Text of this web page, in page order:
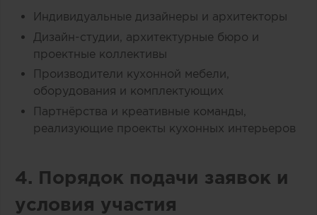
Индивидуальные дизайнеры и архитекторы
Дизайн-студии, архитектурные бюро и
проектные коллективы
Производители кухонной мебели,
оборудования и комплектующих
Партнёрства и креативные команды,
реализующие проекты кухонных интерьеров
4. Порядок подачи заявок и
условия участия